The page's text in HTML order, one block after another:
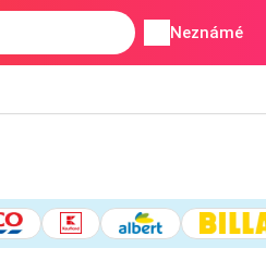
Neznámé